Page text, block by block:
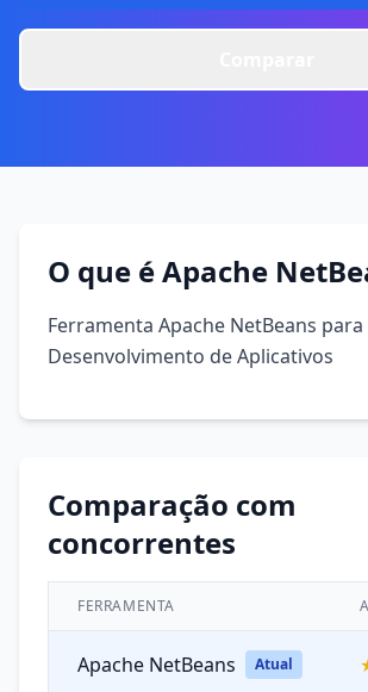
O que é Apache
Ferramenta Apache NetBeans para
Desenvolvimento de Aplicativos
Comparação com
concorrentes
FERRAMENTA
Apache NetBeans Atual